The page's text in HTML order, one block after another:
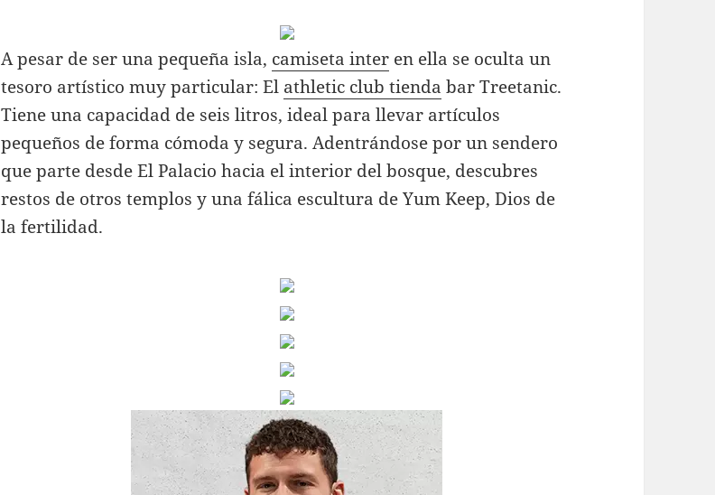
A pesar de ser una pequeña isla, camiseta inter en ella se oculta un
tesoro artístico muy particular: El athletic club tienda bar Treetanic.
Tiene una capacidad de seis litros, ideal para llevar artículos
pequeños de forma cómoda y segura. Adentrándose por un sendero
que parte desde El Palacio hacia el interior del bosque, descubres
restos de otros templos y una fálica escultura de Yum Keep, Dios de
la fertilidad.